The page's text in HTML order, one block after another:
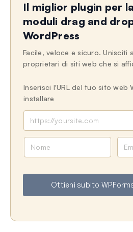
Ultimo aggiornamento il 03
Il miglior plugin per
moduli drag and
WordPress
Facile, veloce e sicuro. Unisciti
proprietari di siti web che si
Inserisci l'URL del tuo sito web
installare
e
i
l
Ottieni subito